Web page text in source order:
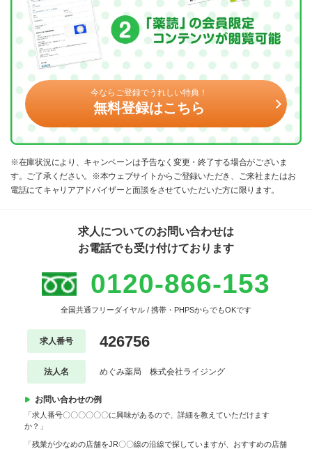
今ならご登録でうれしい特典！
無料登録はこちら
※在庫状況により、キャンペーンは予告なく変更・終了する場合がございま
す。ご了承ください。※本ウェブサイトからご登録いただき、ご来社またはお
電話にてキャリアアドバイザーと面談をさせていただいた方に限ります。
求人についてのお問い合わせは
お電話でも受け付けております
0120-866-153
全国共通フリーダイヤル / 携帯・PHPSからでもOKです
求人番号 426756
法人名 めぐみ薬局 株式会社ライジング
お問い合わせの例
「求人番号〇〇〇〇〇〇に興味があるので、詳細を教えていただけます
か？」
「残業が少なめの店舗をJR〇〇線の沿線で探していますが、おすすめの店舗